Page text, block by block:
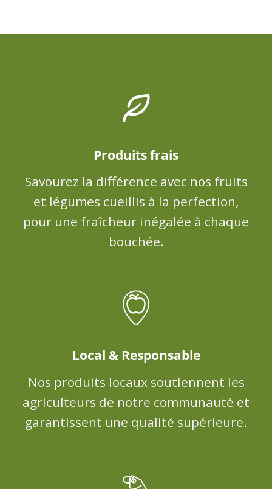
Produits frais
Savourez la différence avec nos fruits
et légumes cueillis à la perfection,
pour une fraîcheur inégalée à chaque
bouchée.
Local & Responsable
Nos produits locaux soutiennent les
agriculteurs de notre communauté et
garantissent une qualité supérieure.